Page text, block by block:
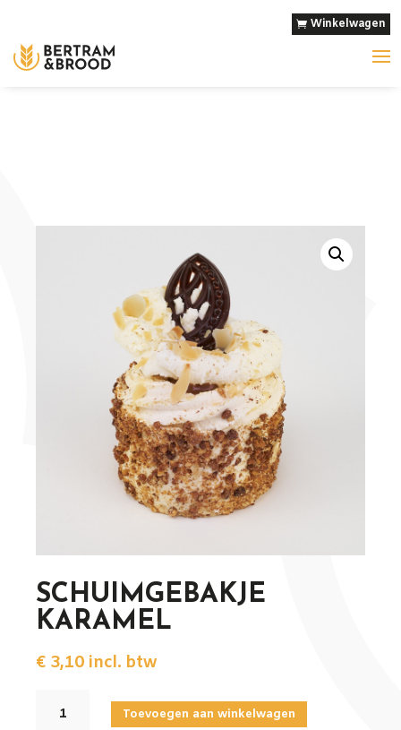
Winkelwagen
SCHUIMGEBAKJE
KARAMEL
€ 3,10 incl. btw
SCHUIMGEBAKJE
KARAMEL
Toevoegen aan winkelwagen